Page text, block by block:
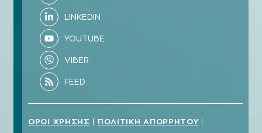
ΟΡΟΙ ΧΡΗΣΗΣ ΠΟΛΙΤΙΚΗ ΑΠΟΡΡΗΤΟΥ